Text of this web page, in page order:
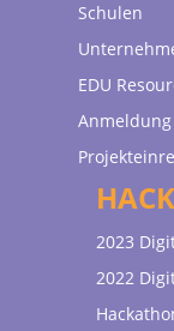
Schulen
EDU
Anmeldung
2023
2022